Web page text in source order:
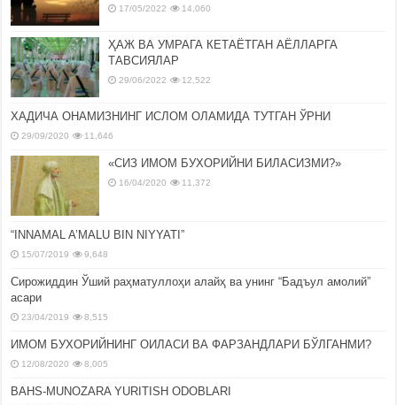
17/05/2022 14,060
ҲАЖ ВА УМРАГА КЕТАЁТГАН АЁЛЛАРГА
ТАВСИЯЛАР
29/06/2022 12,522
ХАДИЧА ОНАМИЗНИНГ ИСЛОМ ОЛАМИДА ТУТГАН ЎРНИ
29/09/2020 11,646
«СИЗ ИМОМ БУХОРИЙНИ БИЛАСИЗМИ?»
16/04/2020 11,372
“INNAMAL A’MALU BIN NIYYATI”
15/07/2019 9,648
Сирожиддин Ўший раҳматуллоҳи алайҳ ва унинг “Бадъул амолий”
асари
23/04/2019 8,515
ИМОМ БУХОРИЙНИНГ ОИЛАСИ ВА ФАРЗАНДЛАРИ БЎЛГАНМИ?
12/08/2020 8,005
BAHS-MUNOZARA YURITISH ODOBLARI